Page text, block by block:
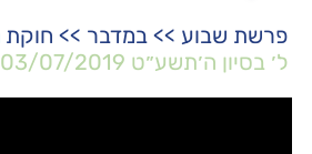
פרשת שבוע >> במדבר >> חוקת
ל׳ בסיון ה׳תשע״ט 03/07/2019